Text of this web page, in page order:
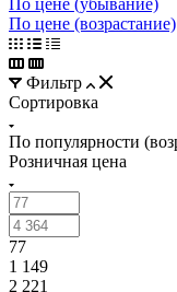
По цене (возрастание)
Фильтр
Сортировка
По популярности
Розничная цена
77
1 149
2 221